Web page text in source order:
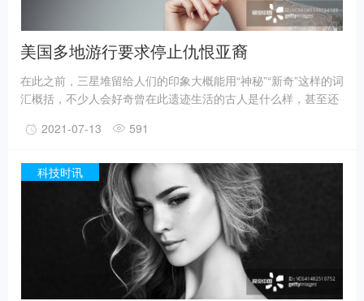
美国多地游行要求停止仇恨亚裔
在此之前，三星堆留给人们的印象大概能用“神秘”“新奇”这样的词
汇概括，不少人会好奇曾在此遗迹生活的古人是什么样，甚至还
一定程度上回答了一些问题。
祀坑”。2019年11月至2020年5月，考古人员新发现6座三星堆文
据国家文物局消息，目前，3、4、5、6号坑内已发掘至器物层，
7号和8号坑正在发掘坑内填土，现已出土金面具残片、鸟型金饰
片、金箔、眼部有彩绘铜头像、巨青铜面具、青铜神树、象牙、
精美牙雕残件、玉琮、玉石器等重要文物500余件。
2021-07-13 591
科技时讯